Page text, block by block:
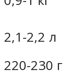
2,1-2,2 л
220-230 г